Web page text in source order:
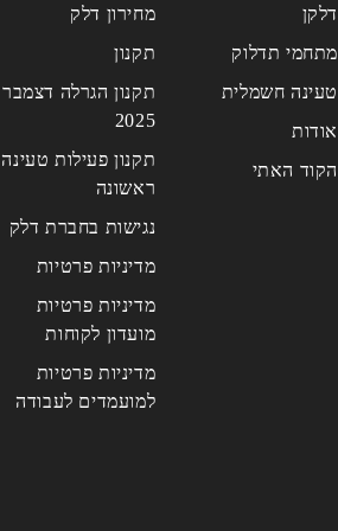
דלקן
מתחמי תדלוק
טעינה חשמלית
אודות
הקוד האתי
מחירון דלק
תקנון
תקנון הגרלה דצמבר
2025
תקנון פעילות טעינה
ראשונה
נגישות בחברת דלק
מדיניות פרטיות
מדיניות פרטיות
מועדון לקוחות
מדיניות פרטיות
למועמדים לעבודה